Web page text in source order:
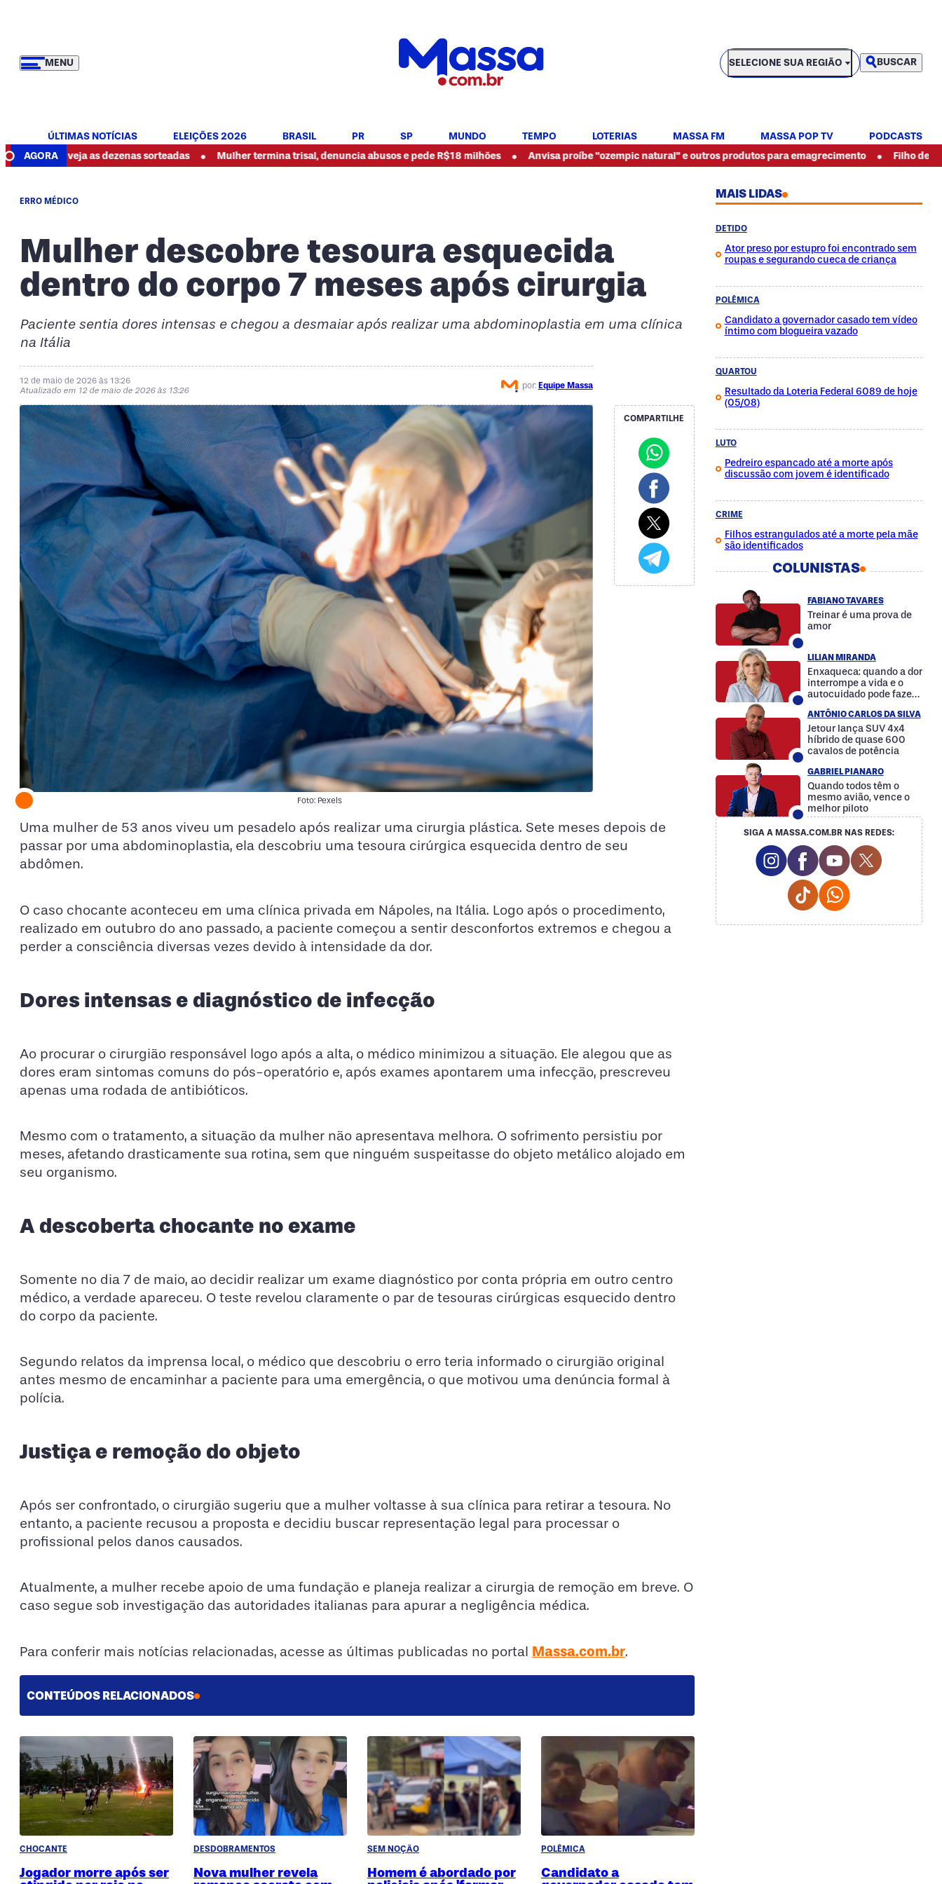
MENU
SELECIONE SUA REGIÃO
SELECIONE SUA REGIÃO BUSCAR
ÚLTIMAS NOTÍCIAS ELEIÇÕES 2026 BRASIL PR SP MUNDO TEMPO LOTERIAS MASSA FM MASSA POP TV
PODCASTS
AGORA
veja as dezenas sorteadas • Mulher termina trisal, denuncia abusos e pede R$18 milhões • Anvisa proíbe "ozempic natural" e outros produtos para emagrecimento • Filho de pintor
ERRO MÉDICO
Mulher descobre tesoura esquecida
dentro do corpo 7 meses após cirurgia
Paciente sentia dores intensas e chegou a desmaiar após realizar uma abdominoplastia em uma clínica
na Itália
12 de maio de 2026 às 13:26
Atualizado em 12 de maio de 2026 às 13:26
por: Equipe Massa
Foto: Pexels
COMPARTILHE
Uma mulher de 53 anos viveu um pesadelo após realizar uma cirurgia plástica. Sete meses depois de
passar por uma abdominoplastia, ela descobriu uma tesoura cirúrgica esquecida dentro de seu
abdômen.
O caso chocante aconteceu em uma clínica privada em Nápoles, na Itália. Logo após o procedimento,
realizado em outubro do ano passado, a paciente começou a sentir desconfortos extremos e chegou a
perder a consciência diversas vezes devido à intensidade da dor.
Dores intensas e diagnóstico de infecção
Ao procurar o cirurgião responsável logo após a alta, o médico minimizou a situação. Ele alegou que as
dores eram sintomas comuns do pós-operatório e, após exames apontarem uma infecção, prescreveu
apenas uma rodada de antibióticos.
Mesmo com o tratamento, a situação da mulher não apresentava melhora. O sofrimento persistiu por
meses, afetando drasticamente sua rotina, sem que ninguém suspeitasse do objeto metálico alojado em
seu organismo.
A descoberta chocante no exame
Somente no dia 7 de maio, ao decidir realizar um exame diagnóstico por conta própria em outro centro
médico, a verdade apareceu. O teste revelou claramente o par de tesouras cirúrgicas esquecido dentro
do corpo da paciente.
Segundo relatos da imprensa local, o médico que descobriu o erro teria informado o cirurgião original
antes mesmo de encaminhar a paciente para uma emergência, o que motivou uma denúncia formal à
polícia.
Justiça e remoção do objeto
Após ser confrontado, o cirurgião sugeriu que a mulher voltasse à sua clínica para retirar a tesoura. No
entanto, a paciente recusou a proposta e decidiu buscar representação legal para processar o
profissional pelos danos causados.
Atualmente, a mulher recebe apoio de uma fundação e planeja realizar a cirurgia de remoção em breve. O
caso segue sob investigação das autoridades italianas para apurar a negligência médica.
Para conferir mais notícias relacionadas, acesse as últimas publicadas no portal Massa.com.br.
CONTEÚDOS RELACIONADOS
CHOCANTE
Jogador morre após ser
DESDOBRAMENTOS
Nova mulher revela
SEM NOÇÃO
Homem é abordado por
POLÊMICA
Candidato a
MAIS LIDAS
DETIDO
Ator preso por estupro foi encontrado sem
roupas e segurando cueca de criança
POLÊMICA
Candidato a governador casado tem vídeo
íntimo com blogueira vazado
QUARTOU
Resultado da Loteria Federal 6089 de hoje
(05/08)
LUTO
Pedreiro espancado até a morte após
discussão com jovem é identificado
CRIME
Filhos estrangulados até a morte pela mãe
são identificados
COLUNISTAS
FABIANO TAVARES
Treinar é uma prova de
amor
LILIAN MIRANDA
Enxaqueca: quando a dor
interrompe a vida e o
autocuidado pode fazer
ANTÔNIO CARLOS DA SILVA
Jetour lança SUV 4x4
híbrido de quase 600
cavalos de potência
GABRIEL PIANARO
Quando todos têm o
mesmo avião, vence o
melhor piloto
SIGA A MASSA.COM.BR NAS REDES:
Instagram Social Media
Facebook Social Media
Youtube Social
Twitter
Tiktok Social Media
Whatsapp